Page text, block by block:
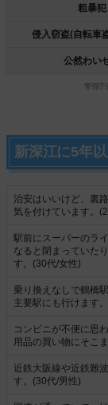
粗暴犯
侵入窃盗(自転車
公然わい
警視庁
新深江に5年
治安はいいけど、裏
気を付けています。
駅前にスーパーのラ
なると閉まっていた
す。(30代/女性)
乗り換えなしで鶴橋
主要駅にも行けます
コンビニが不便に思
用品の買い物にそこ
近鉄大阪線や近鉄難
す。(30代/男性)